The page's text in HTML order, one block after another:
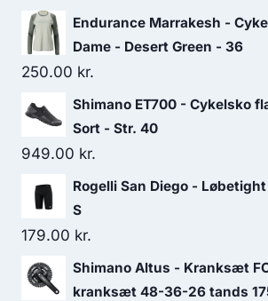
Endurance Marrakesh -
Dame - Desert Green - 36
250.00 kr.
Shimano ET700 - Cykelsko
Sort - Str. 40
949.00 kr.
Rogelli San Diego -
S
179.00 kr.
Shimano Altus - Kranksæt
kranksæt 48-36-26 tands